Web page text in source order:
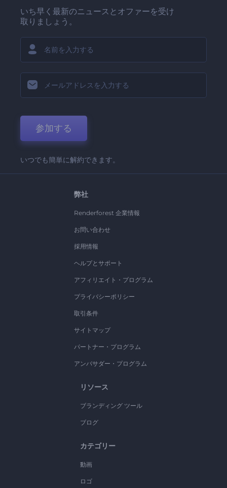
いち早く最新のニュースとオファーを受け
取りましょう。
参加する
いつでも簡単に解約できます。
弊社
Renderforest 企業情報
お問い合わせ
採用情報
ヘルプとサポート
アフィリエイト・プログラム
プライバシーポリシー
取引条件
サイトマップ
パートナー・プログラム
アンバサダー・プログラム
リソース
ブランディング ツール
ブログ
カテゴリー
動画
ロゴ